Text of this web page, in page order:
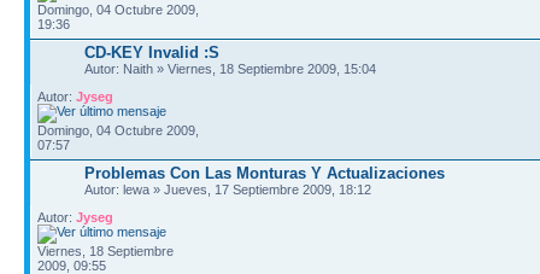
Domingo, 04 Octubre 2009,
19:36
CD-KEY Invalid :S
Autor: Naith » Viernes, 18 Septiembre 2009, 15:04
Autor: Jyseg
Domingo, 04 Octubre 2009,
07:57
Problemas Con Las Monturas Y Actualizaciones
Autor: lewa » Jueves, 17 Septiembre 2009, 18:12
Autor: Jyseg
Viernes, 18 Septiembre
2009, 09:55